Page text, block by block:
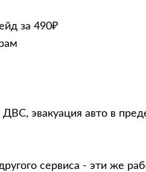
за 490₽
ДВС, эвакуация авто в
сервиса - эти же